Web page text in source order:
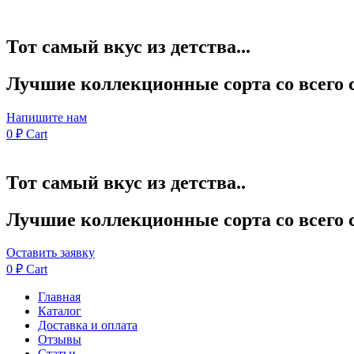
Тот самый вкус из детства...
Лучшие коллекционные сорта со всего
Напишите нам
0 ₽ Cart
Тот самый вкус из детства..
Лучшие коллекционные сорта со всего
Оставить заявку
0 ₽ Cart
Главная
Каталог
Доставка и оплата
Отзывы